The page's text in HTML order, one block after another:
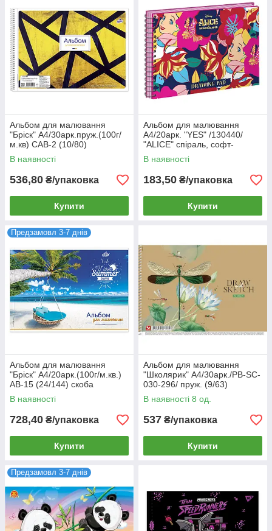
Альбом для малювання
"Бріск" А4/30арк.пруж.(100г/
м.кв) САВ-2 (10/80)
В наявності
536,80 ₴/упаковка
Купити
Альбом для малювання
А4/20арк. "YES" /130440/
"ALICE" спіраль, софт-
тач+фольга золото, 100г/м2
(3/108)
В наявності
183,50 ₴/упаковка
Купити
Предзамовл 3-7 днів
Альбом для малювання
"Бріск" А4/20арк.(100г/м.кв.)
AB-15 (24/144) скоба
В наявності
728,40 ₴/упаковка
Купити
Альбом для малювання
"Школярик" А4/30арк./PB-SC-
030-296/ пруж. (9/63)
В наявності 8 од.
537 ₴/упаковка
Купити
Предзамовл 3-7 днів